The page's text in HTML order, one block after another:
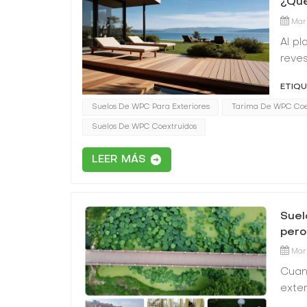
Mar
Al
al
Suelos De WPC Para Exteriores Tarima De WPC
Suelos De WPC Coextruidos
LEER MÁS